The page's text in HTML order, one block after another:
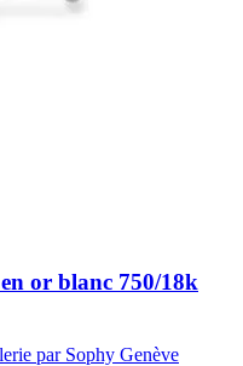
or blanc 750/18k
par Sophy Genève